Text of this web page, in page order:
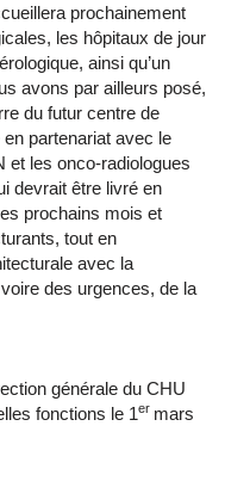
prochainement
les hôpitaux de jour
ainsi qu’un
avons par ailleurs posé,
du futur centre de
partenariat avec le
et les onco-radiologues
devrait être livré en
prochains mois et
tout en
avec la
des urgences, de la
générale du CHU
fonctions le 1er mars